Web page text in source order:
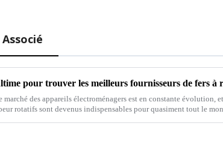
marché des appareils électroménagers est en constante évolution,
rotatifs sont devenus indispensables pour quasiment tout le